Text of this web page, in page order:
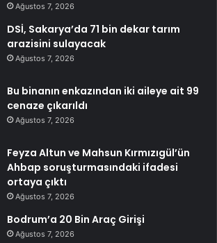
Ağustos 7, 2026
DSİ, Sakarya’da 71 bin dekar tarım
arazisini sulayacak
Ağustos 7, 2026
Bu binanın enkazından iki aileye ait 99
cenaze çıkarıldı
Ağustos 7, 2026
Feyza Altun ve Mahsun Kırmızıgül’ün
Ahbap soruşturmasındaki ifadesi
ortaya çıktı
Ağustos 7, 2026
Bodrum’a 20 Bin Araç Girişi
Ağustos 7, 2026